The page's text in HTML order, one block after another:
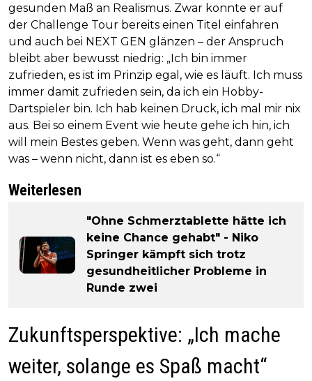
gesunden Maß an Realismus. Zwar konnte er auf
der Challenge Tour bereits einen Titel einfahren
und auch bei NEXT GEN glänzen – der Anspruch
bleibt aber bewusst niedrig: „Ich bin immer
zufrieden, es ist im Prinzip egal, wie es läuft. Ich muss
immer damit zufrieden sein, da ich ein Hobby-
Dartspieler bin. Ich hab keinen Druck, ich mal mir nix
aus. Bei so einem Event wie heute gehe ich hin, ich
will mein Bestes geben. Wenn was geht, dann geht
was – wenn nicht, dann ist es eben so.“
Weiterlesen
"Ohne Schmerztablette hätte ich
keine Chance gehabt" - Niko
Springer kämpft sich trotz
gesundheitlicher Probleme in
Runde zwei
Zukunftsperspektive: „Ich mache
weiter, solange es Spaß macht“